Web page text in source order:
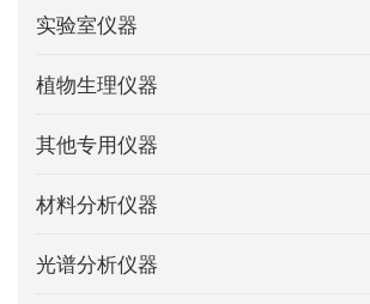
实验室仪器
植物生理仪器
其他专用仪器
材料分析仪器
光谱分析仪器